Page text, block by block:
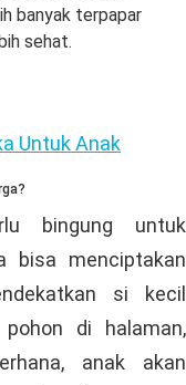
banyak terpapar
sehat.
Untuk Anak
bingung untuk
bisa menciptakan
si kecil
di halaman,
anak akan